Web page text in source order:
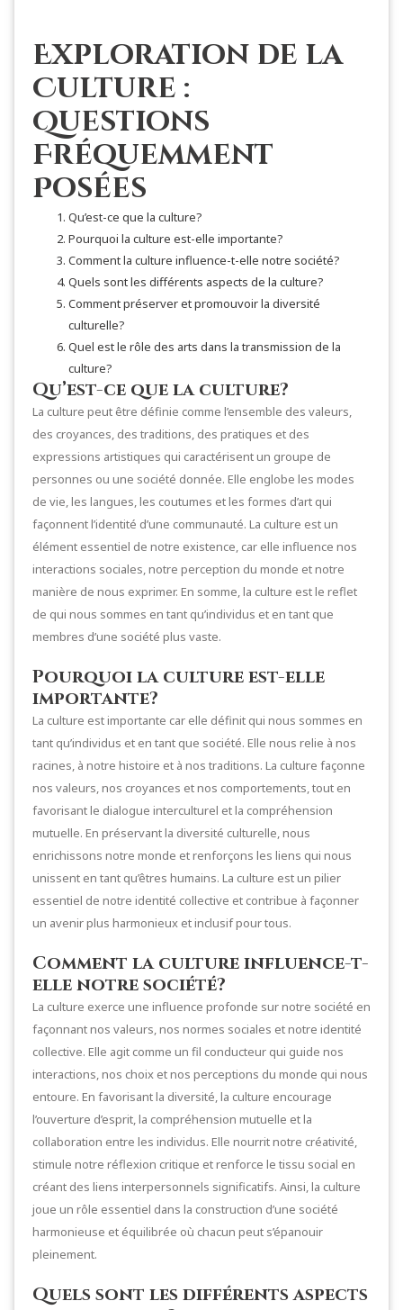
Exploration de la
Culture :
Questions
Fréquemment
Posées
Qu’est-ce que la culture?
Pourquoi la culture est-elle importante?
Comment la culture influence-t-elle notre société?
Quels sont les différents aspects de la culture?
Comment préserver et promouvoir la diversité
culturelle?
Quel est le rôle des arts dans la transmission de la
culture?
Qu’est-ce que la culture?
La culture peut être définie comme l’ensemble des valeurs,
des croyances, des traditions, des pratiques et des
expressions artistiques qui caractérisent un groupe de
personnes ou une société donnée. Elle englobe les modes
de vie, les langues, les coutumes et les formes d’art qui
façonnent l’identité d’une communauté. La culture est un
élément essentiel de notre existence, car elle influence nos
interactions sociales, notre perception du monde et notre
manière de nous exprimer. En somme, la culture est le reflet
de qui nous sommes en tant qu’individus et en tant que
membres d’une société plus vaste.
Pourquoi la culture est-elle
importante?
La culture est importante car elle définit qui nous sommes en
tant qu’individus et en tant que société. Elle nous relie à nos
racines, à notre histoire et à nos traditions. La culture façonne
nos valeurs, nos croyances et nos comportements, tout en
favorisant le dialogue interculturel et la compréhension
mutuelle. En préservant la diversité culturelle, nous
enrichissons notre monde et renforçons les liens qui nous
unissent en tant qu’êtres humains. La culture est un pilier
essentiel de notre identité collective et contribue à façonner
un avenir plus harmonieux et inclusif pour tous.
Comment la culture influence-t-
elle notre société?
La culture exerce une influence profonde sur notre société en
façonnant nos valeurs, nos normes sociales et notre identité
collective. Elle agit comme un fil conducteur qui guide nos
interactions, nos choix et nos perceptions du monde qui nous
entoure. En favorisant la diversité, la culture encourage
l’ouverture d’esprit, la compréhension mutuelle et la
collaboration entre les individus. Elle nourrit notre créativité,
stimule notre réflexion critique et renforce le tissu social en
créant des liens interpersonnels significatifs. Ainsi, la culture
joue un rôle essentiel dans la construction d’une société
harmonieuse et équilibrée où chacun peut s’épanouir
pleinement.
Quels sont les différents aspects